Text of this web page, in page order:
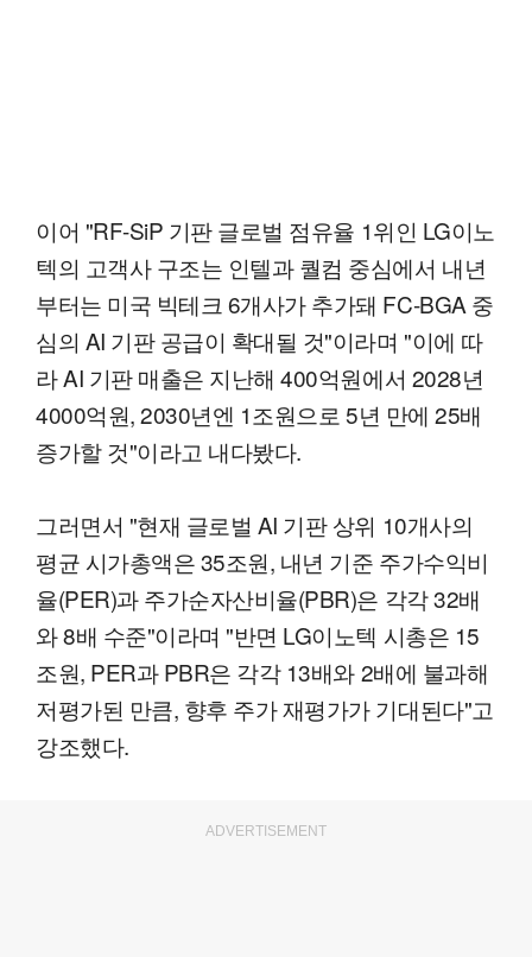
이어 "RF-SiP 기판 글로벌 점유율 1위인 LG이노
텍의 고객사 구조는 인텔과 퀄컴 중심에서 내년
부터는 미국 빅테크 6개사가 추가돼 FC-BGA 중
심의 AI 기판 공급이 확대될 것"이라며 "이에 따
라 AI 기판 매출은 지난해 400억원에서 2028년
4000억원, 2030년엔 1조원으로 5년 만에 25배
증가할 것"이라고 내다봤다.
그러면서 "현재 글로벌 AI 기판 상위 10개사의
평균 시가총액은 35조원, 내년 기준 주가수익비
율(PER)과 주가순자산비율(PBR)은 각각 32배
와 8배 수준"이라며 "반면 LG이노텍 시총은 15
조원, PER과 PBR은 각각 13배와 2배에 불과해
저평가된 만큼, 향후 주가 재평가가 기대된다"고
강조했다.
ADVERTISEMENT